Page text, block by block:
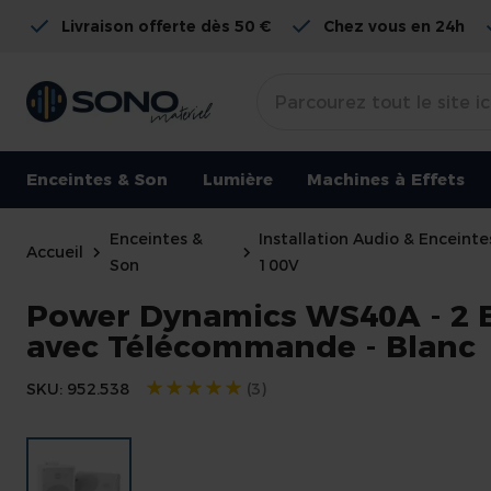
Livraison offerte dès 50 € Chez vous en 24h
Enceintes & Son Lumière Machines à Effets
Accueil
Enceintes &
Son
Installation Audio &
100V
Power Dynamics WS40A - 2
avec Télécommande - Blanc
SKU 952.538 Évaluation: (3)